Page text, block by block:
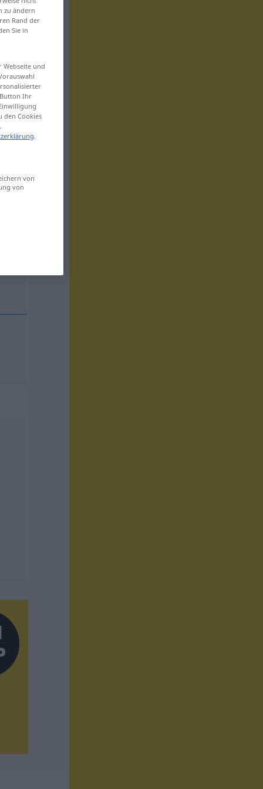
zu ändern
Rand der
Sie in
und
Ihr
den Cookies
.
von
von